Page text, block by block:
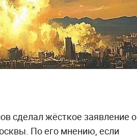
сделал жёсткое заявление о
По его мнению, если